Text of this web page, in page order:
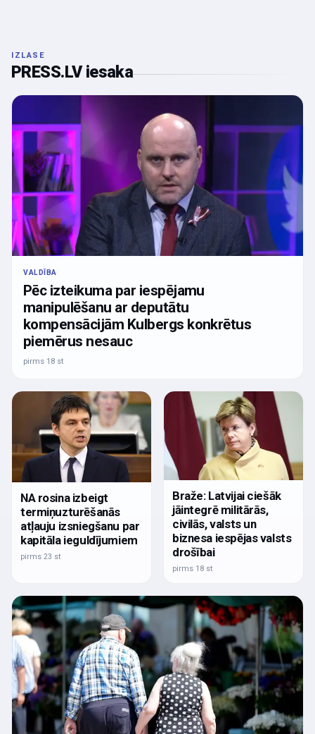
IZLASE
PRESS.LV iesaka
VALDĪBA
Pēc izteikuma par iespējamu
manipulēšanu ar deputātu
kompensācijām Kulbergs konkrētus
piemērus nesauc
pirms 18 st
NA rosina izbeigt
termiņuzturēšanās
atļauju izsniegšanu par
kapitāla ieguldījumiem
pirms 23 st
Braže: Latvijai ciešāk
jāintegrē militārās,
civilās, valsts un
biznesa iespējas valsts
drošībai
pirms 18 st